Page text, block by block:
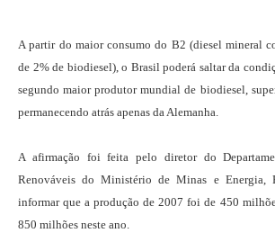
A partir do maior consumo do B2 (diesel mineral
de 2% de biodiesel), o Brasil poderá saltar da
segundo maior produtor mundial de biodiesel,
permanecendo atrás apenas da Alemanha.
A afirmação foi feita pelo diretor do
Renováveis do Ministério de Minas e Energia,
informar que a produção de 2007 foi de 450
850 milhões neste ano.